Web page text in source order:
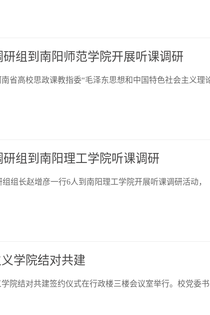
组到南阳师范学院开展听课调研
省高校思政课教指委“毛泽东思想和中国特色社会主义理
组到南阳理工学院听课调研
组长赵增彦一行6人到南阳理工学院开展听课调研活动，
学院结对共建
院结对共建签约仪式在行政楼三楼会议室举行。校党委书